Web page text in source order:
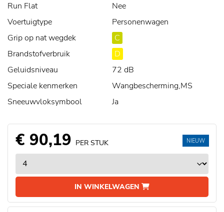
Run Flat
Nee
Voertuigtype
Personenwagen
Grip op nat wegdek
C
Brandstofverbruik
D
Geluidsniveau
72 dB
Speciale kenmerken
Wangbescherming,MS
Sneeuwvloksymbool
Ja
€ 90,19 PER STUK
IN WINKELWAGEN
NIEUW